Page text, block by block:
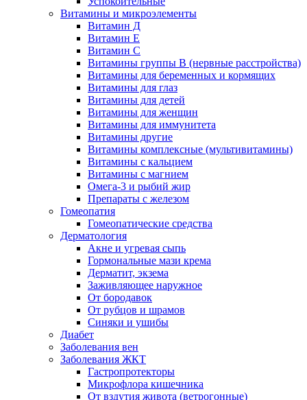
Витамины и микроэлементы
Витамин Д
Витамин Е
Витамин С
Витамины группы В (нервные расстройства)
Витамины для беременных и кормящих
Витамины для глаз
Витамины для детей
Витамины для женщин
Витамины для иммунитета
Витамины другие
Витамины комплексные (мультивитамины)
Витамины с кальцием
Витамины с магнием
Омега-3 и рыбий жир
Препараты с железом
Гомеопатия
Гомеопатические средства
Дерматология
Акне и угревая сыпь
Гормональные мази крема
Дерматит, экзема
Заживляющее наружное
От бородавок
От рубцов и шрамов
Синяки и ушибы
Диабет
Заболевания вен
Заболевания ЖКТ
Гастропротекторы
Микрофлора кишечника
От вздутия живота (ветрогонные)